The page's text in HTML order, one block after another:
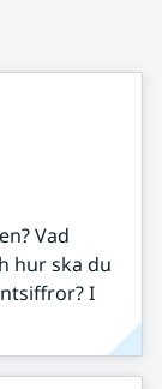
Vad
hur ska du
I